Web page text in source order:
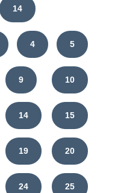
14
4 5
9 10
14 15
19 20
24 25